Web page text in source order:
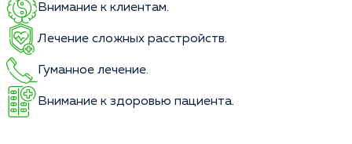
Внимание к клиентам.
Лечение сложных расстройств.
Гуманное лечение.
Внимание к здоровью пациента.